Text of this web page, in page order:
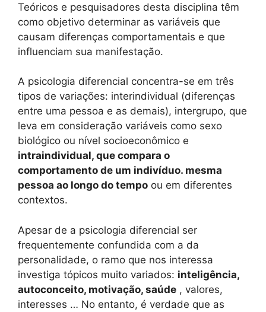
Teóricos e pesquisadores desta disciplina têm
como objetivo determinar as variáveis ​​que
causam diferenças comportamentais e que
influenciam sua manifestação.
A psicologia diferencial concentra-se em três
tipos de variações: interindividual (diferenças
entre uma pessoa e as demais), intergrupo, que
leva em consideração variáveis ​​como sexo
biológico ou nível socioeconômico e
intraindividual, que compara o
comportamento de um indivíduo. mesma
pessoa ao longo do tempo ou em diferentes
contextos.
Apesar de a psicologia diferencial ser
frequentemente confundida com a da
personalidade, o ramo que nos interessa
investiga tópicos muito variados: inteligência,
autoconceito, motivação, saúde , valores,
interesses … No entanto, é verdade que as